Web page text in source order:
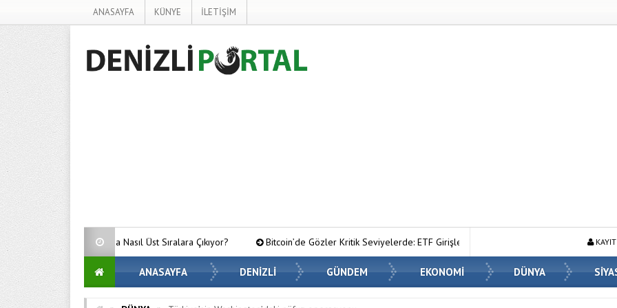
ANASAYFA KÜNYE İLETİŞİM
Nasıl Üst Sıralara Çıkıyor? Bitcoin’de Gözler Kritik Seviyelerde: ETF Girişleri ve Makro Riskler Fiyatı Nasıl Etkiliyor? Ahmet
ANASAYFA DENİZLİ GÜNDEM EKONOMİ DÜNYA